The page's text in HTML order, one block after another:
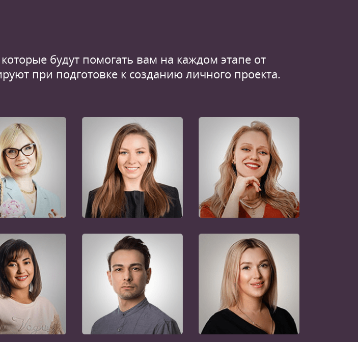
будут помогать вам на каждом этапе от
при подготовке к созданию личного проекта.